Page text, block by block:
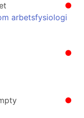
●
arbetsfysiologi
●
●